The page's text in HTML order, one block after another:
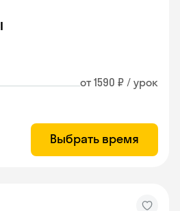
от 1590 ₽ / урок
Выбрать время